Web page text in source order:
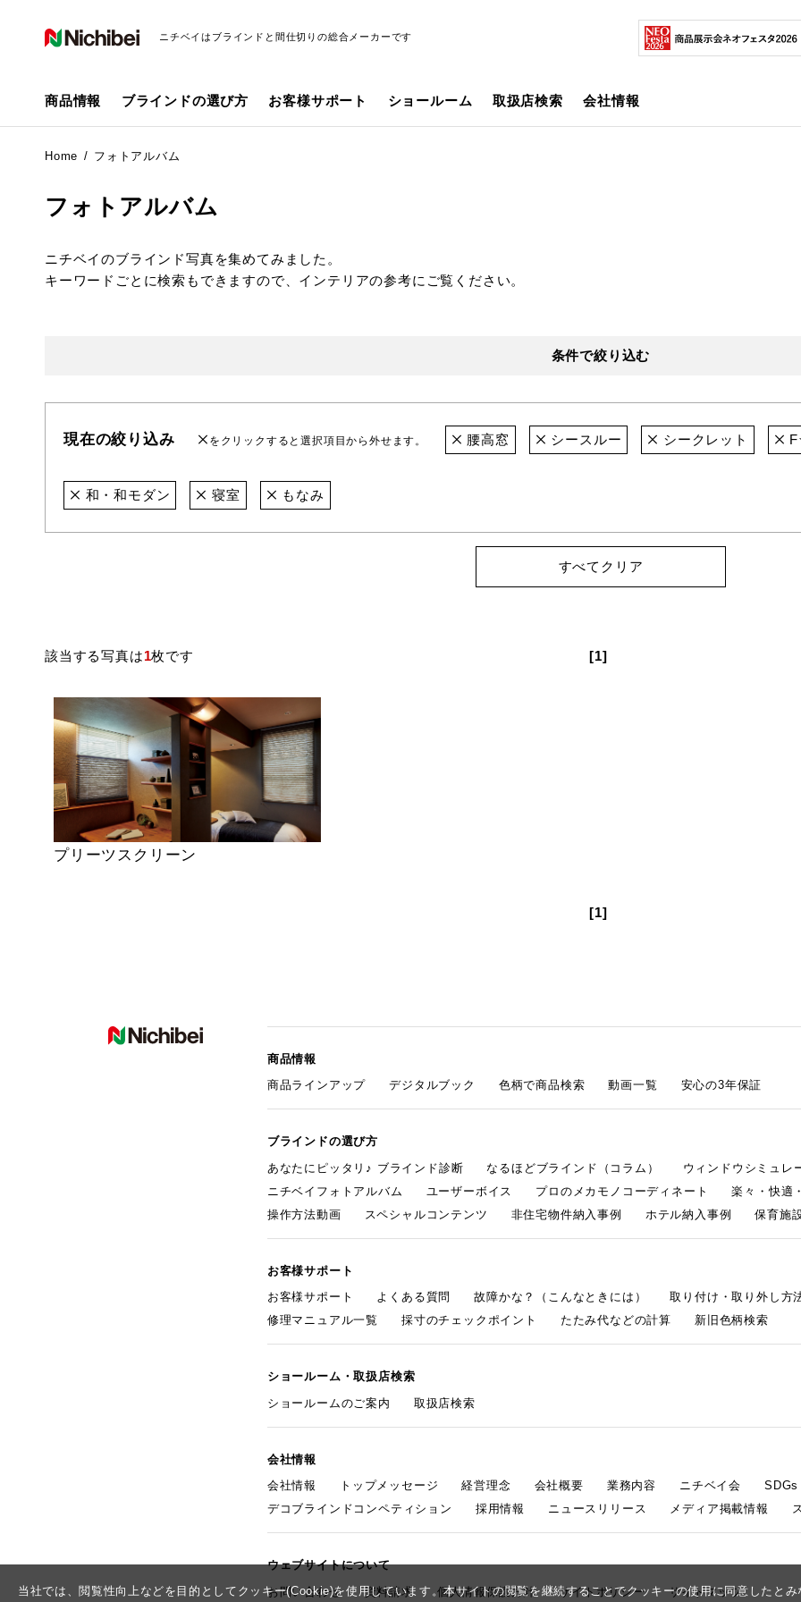
当社では、閲覧性向上などを目的としてクッキー(Cookie)を使用しています。本サイトの閲覧を継続することでクッキーの使用に同意したと
ニチベイはブラインドと間仕切りの総合メーカーです
商品情報 ブラインドの選び方 お客様サポート ショールーム 取扱店検索 会社情報
Home フォトアルバム
フォトアルバム
ニチベイのブラインド写真を集めてみました。
キーワードごとに検索もできますので、インテリアの参考にご覧ください。
条件で絞り込む
現在の絞り込み をクリックすると選択項目から外せます。 腰高窓 シースルー シークレット
和・和モダン 寝室 もなみ
すべてクリア
該当する写真は1枚です [1]
プリーツスクリーン
[1]
商品情報
商品ラインアップ
デジタルブック 色柄で商品検索 動画一覧 安心の3年保証
ブラインドの選び方
あなたにピッタリ♪ ブラインド診断
なるほどブラインド（コラム） ウィンドウシミュレ
ニチベイフォトアルバム
ユーザーボイス プロのメカモノコーディネート 楽々・快適
操作方法動画
スペシャルコンテンツ 非住宅物件納入事例 ホテル納入事例 保育施
お客様サポート
お客様サポート
よくある質問 故障かな？（こんなときには） 取り付け・取り外し方
修理マニュアル一覧
採寸のチェックポイント たたみ代などの計算 新旧色柄検索
ショールーム・取扱店検索
ショールームのご案内
取扱店検索
会社情報
会社情報
トップメッセージ 経営理念 会社概要 業務内容 ニチベイ会 SDGs
デコブラインドコンペティション
採用情報 ニュースリリース メディア掲載情報
ウェブサイトについて
お問い合わせ
資料請求 個人情報保護方針 サイトポリシー サイトマップ